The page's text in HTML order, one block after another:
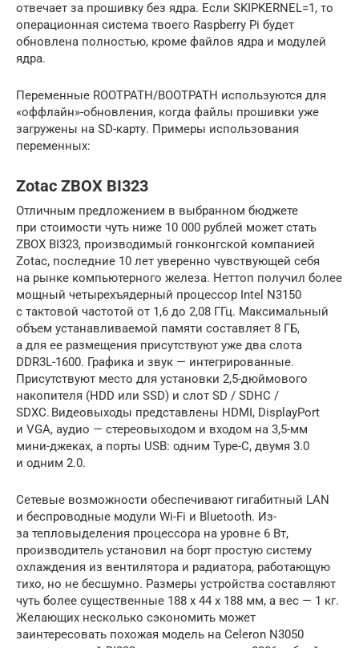
отвечает за прошивку без ядра. Если SKIPKERNEL=1, то
операционная система твоего Raspberry Pi будет
обновлена полностью, кроме файлов ядра и модулей
ядра.
Переменные ROOTPATH/BOOTPATH используются для
«оффлайн»-обновления, когда файлы прошивки уже
загружены на SD-карту. Примеры использования
переменных:
Zotac ZBOX BI323
Отличным предложением в выбранном бюджете
при стоимости чуть ниже 10 000 рублей может стать
ZBOX BI323, производимый гонконгской компанией
Zotac, последние 10 лет уверенно чувствующей себя
на рынке компьютерного железа. Неттоп получил более
мощный четырехъядерный процессор Intel N3150
с тактовой частотой от 1,6 до 2,08 ГГц. Максимальный
объем устанавливаемой памяти составляет 8 ГБ,
а для ее размещения присутствуют уже два слота
DDR3L-1600. Графика и звук — интегрированные.
Присутствуют место для установки 2,5-дюймового
накопителя (HDD или SSD) и слот SD / SDHC /
SDXC. Видеовыходы представлены HDMI, DisplayPort
и VGA, аудио — стереовыходом и входом на 3,5-мм
мини-джеках, а порты USB: одним Type-C, двумя 3.0
и одним 2.0.
Сетевые возможности обеспечивают гигабитный LAN
и беспроводные модули Wi-Fi и Bluetooth. Из-
за тепловыделения процессора на уровне 6 Вт,
производитель установил на борт простую систему
охлаждения из вентилятора и радиатора, работающую
тихо, но не бесшумно. Размеры устройства составляют
чуть более существенные 188 x 44 x 188 мм, а вес — 1 кг.
Желающих несколько сэкономить может
заинтересовать похожая модель на Celeron N3050